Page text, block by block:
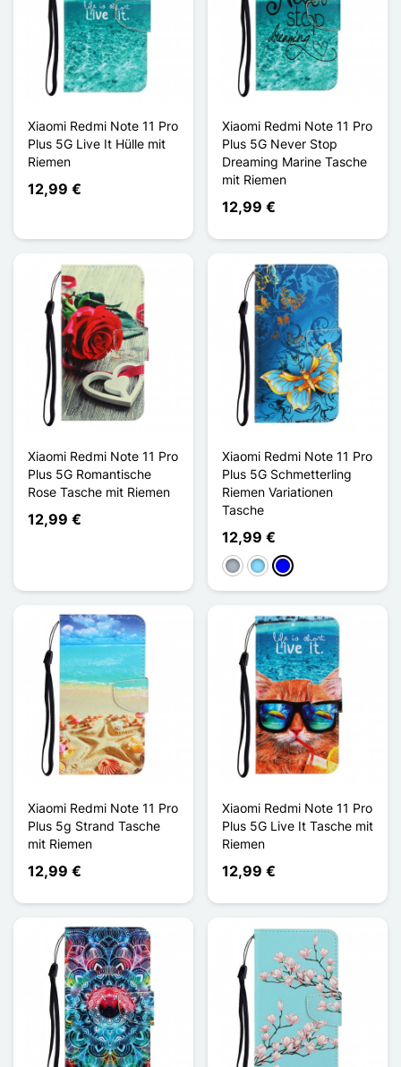
Xiaomi Redmi Note 11 Pro
Plus 5G Live It Hülle mit
Riemen
12,99 €
Xiaomi Redmi Note 11 Pro
Plus 5G Never Stop
Dreaming Marine Tasche
mit Riemen
12,99 €
Xiaomi Redmi Note 11 Pro
Plus 5G Romantische
Rose Tasche mit Riemen
12,99 €
Xiaomi Redmi Note 11 Pro
Plus 5G Schmetterling
Riemen Variationen
Tasche
12,99 €
GrauHellblau
Blau
Xiaomi Redmi Note 11 Pro
Plus 5g Strand Tasche
mit Riemen
12,99 €
Xiaomi Redmi Note 11 Pro
Plus 5G Live It Tasche mit
Riemen
12,99 €